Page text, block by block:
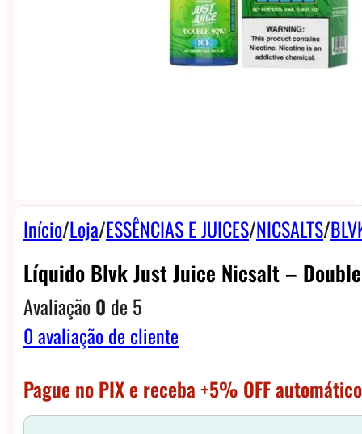
Início/Loja/ESSÊNCIAS E JUICES/NICSALTS/
Líquido Blvk Just Juice Nicsalt –
Avaliação0 de 5
0avaliação de cliente
Pague no PIX e receba +5% OFF